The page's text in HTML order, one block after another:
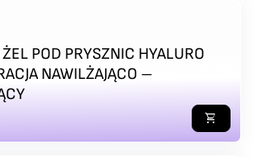
POD PRYSZNIC HYALURO
NAWILŻAJĄCO –
shopping_cart